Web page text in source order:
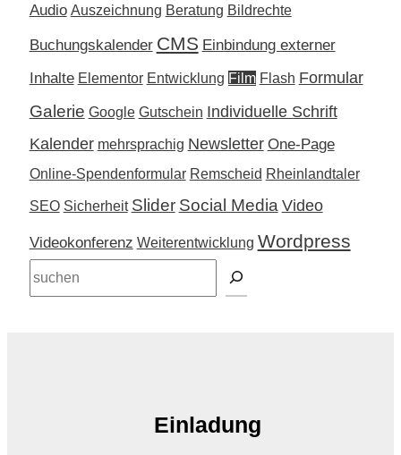
Audio Auszeichnung Beratung Bildrechte
Buchungskalender CMS Einbindung externer
Inhalte Elementor Entwicklung Film Flash Formular
Galerie Google Gutschein Individuelle Schrift
Kalender mehrsprachig Newsletter One-Page
Online-Spendenformular Remscheid Rheinlandtaler
SEO Sicherheit Slider Social Media Video
Videokonferenz Weiterentwicklung Wordpress
Suchen
Einladung